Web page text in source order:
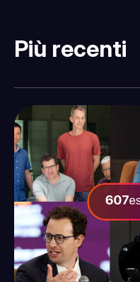
Più recenti